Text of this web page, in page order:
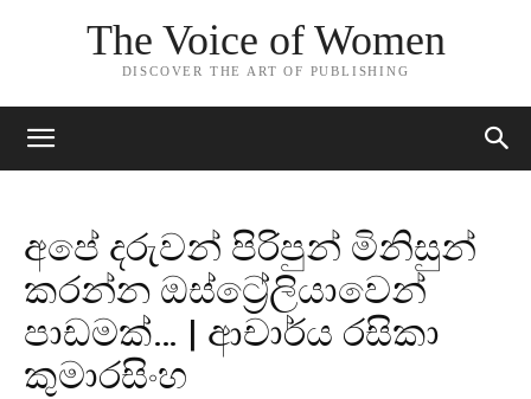
The Voice of Women
DISCOVER THE ART OF PUBLISHING
අපේ දරුවන් පිරිපුන් මිනිසුන්
කරන්න ඔස්ට්‍රේලියාවෙන්
පාඩමක්… | ආචාර්ය රසිකා
කුමාරසිංහ